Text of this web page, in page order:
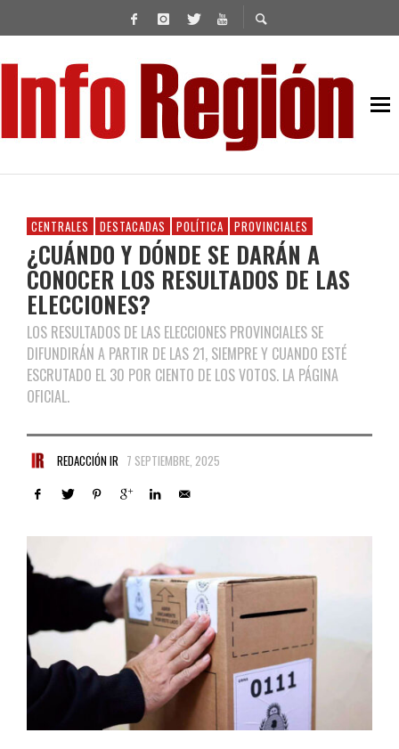
CENTRALES DESTACADAS POLÍTICA PROVINCIALES
¿CUÁNDO Y DÓNDE SE DARÁN A
CONOCER LOS RESULTADOS DE LAS
ELECCIONES?
LOS RESULTADOS DE LAS ELECCIONES PROVINCIALES SE
DIFUNDIRÁN A PARTIR DE LAS 21, SIEMPRE Y CUANDO ESTÉ
ESCRUTADO EL 30 POR CIENTO DE LOS VOTOS. LA PÁGINA
OFICIAL.
REDACCIÓN IR 7 SEPTIEMBRE, 2025